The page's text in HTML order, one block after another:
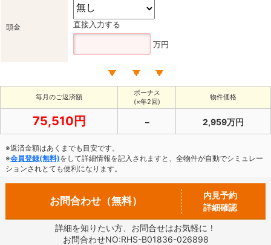
頭金 直接入力する
万円
毎月のご返済額
ボーナス
(×年2回)
物件価格
75,510円 － 2,959万円
※返済金額はあくまでも目安です。
※会員登録(無料)をして詳細情報を記入されますと、全物件が自動でシミュレー
ションされとても便利になります。
お問合わせ（無料）
内見予約
詳細確認
詳細を知りたい方、お問合せはお気軽に！
お問合わせNO:RHS-B01836-026898